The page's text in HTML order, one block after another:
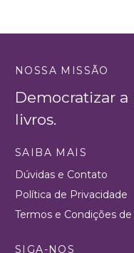
NOSSA MISSÃO
Democratizar
livros.
SAIBA MAIS
Dúvidas e Contato
Política de Privacidade
Termos e Condições de
SIGA-NOS